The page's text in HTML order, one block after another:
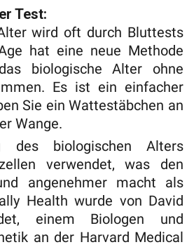
Test:
wird oft durch Bluttests
hat eine neue Methode
biologische Alter ohne
Es ist ein einfacher
Sie ein Wattestäbchen an
Wange.
des biologischen Alters
verwendet, was den
angenehmer macht als
Health wurde von David
einem Biologen und
an der Harvard Medical